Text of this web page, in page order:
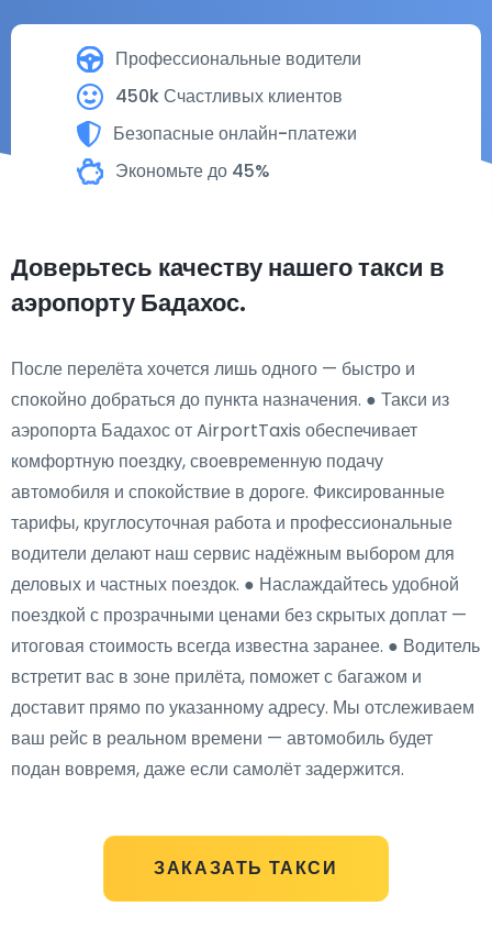
Профессиональные водители
450k Счастливых клиентов
Безопасные онлайн-платежи
Экономьте до 45%
ЗАКАЗАТЬ ТАКСИ
Доверьтесь качеству нашего такси в
аэропорту Бадахос.
После перелёта хочется лишь одного — быстро и
спокойно добраться до пункта назначения. ● Такси из
аэропорта Бадахос от AirportTaxis обеспечивает
комфортную поездку, своевременную подачу
автомобиля и спокойствие в дороге. Фиксированные
тарифы, круглосуточная работа и профессиональные
водители делают наш сервис надёжным выбором для
деловых и частных поездок. ● Наслаждайтесь удобной
поездкой с прозрачными ценами без скрытых доплат —
итоговая стоимость всегда известна заранее. ● Водитель
встретит вас в зоне прилёта, поможет с багажом и
доставит прямо по указанному адресу. Мы отслеживаем
ваш рейс в реальном времени — автомобиль будет
подан вовремя, даже если самолёт задержится.